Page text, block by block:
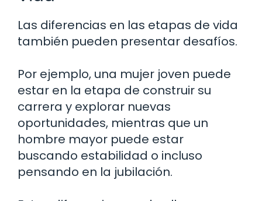
Las diferencias en las etapas de vida
también pueden presentar desafíos.
Por ejemplo, una mujer joven puede
estar en la etapa de construir su
carrera y explorar nuevas
oportunidades, mientras que un
hombre mayor puede estar
buscando estabilidad o incluso
pensando en la jubilación.